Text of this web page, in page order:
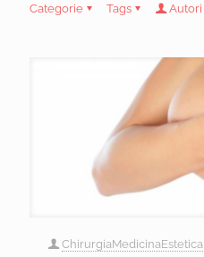
Categorie Tags Autori
ChirurgiaMedicinaEstetica